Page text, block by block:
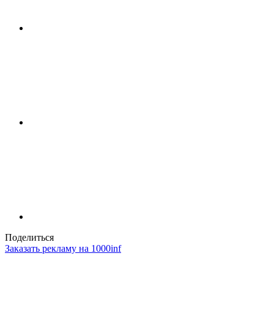
Поделиться
Заказать рекламу на 1000inf